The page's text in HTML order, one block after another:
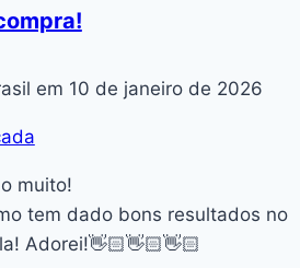
em 10 de janeiro de 2026
muito!
tem dado bons resultados no
Adorei!👋🏻👋🏻👋🏻